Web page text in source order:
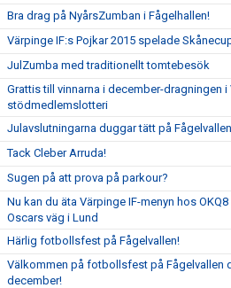
Bra drag på NyårsZumban i Fågelhallen!
Värpinge IF:s Pojkar 2015 spelade
JulZumba med traditionellt tomtebesök
Grattis till vinnarna i december-dragningen i
stödmedlemslotteri
Julavslutningarna duggar tätt på
Tack Cleber Arruda!
Sugen på att prova på parkour?
Nu kan du äta Värpinge IF-menyn hos
Oscars väg i Lund
Härlig fotbollsfest på Fågelvallen!
Välkommen på fotbollsfest på Fågelvallen
december!